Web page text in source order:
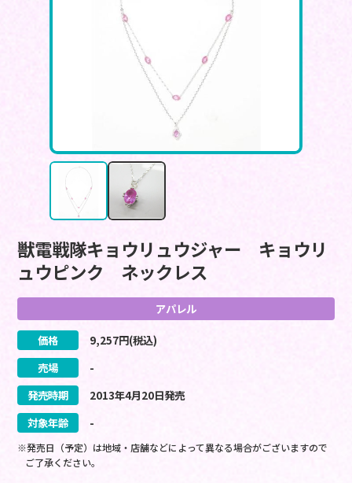
獣電戦隊キョウリュウジャー キョウリ
ュウピンク ネックレス
アパレル
価格 9,257円(税込)
売場
-
発売時期
2013年4月20日発売
対象年齢
-
※発売日（予定）は地域・店舗などによって異なる場合がございますので
ご了承ください。